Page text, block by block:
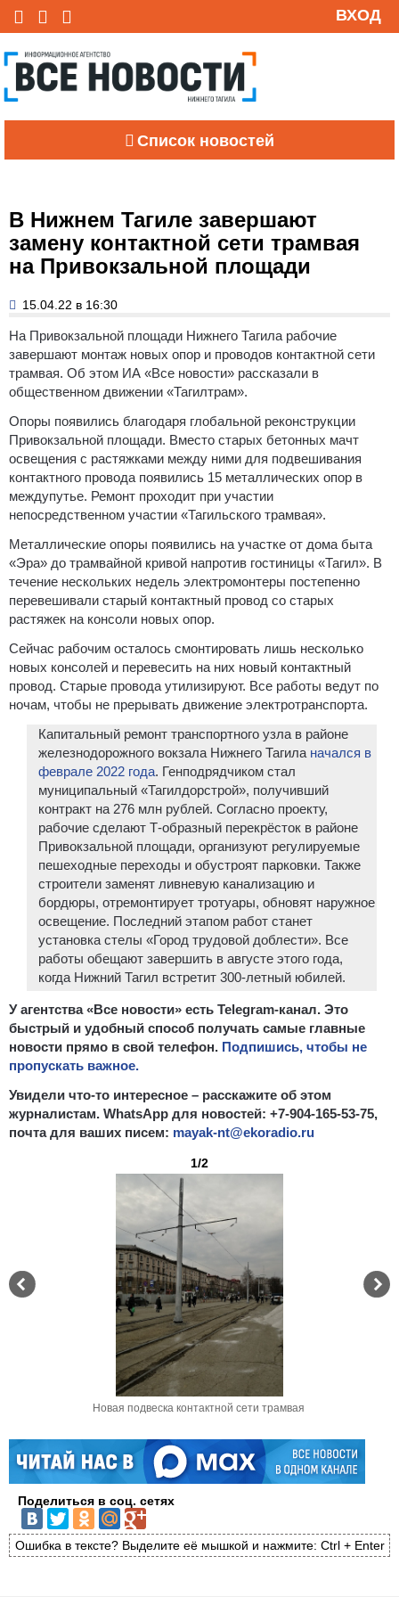
ВХОД
Список новостей
В Нижнем Тагиле завершают
замену контактной сети трамвая
на Привокзальной площади
15.04.22 в 16:30
На Привокзальной площади Нижнего Тагила рабочие
завершают монтаж новых опор и проводов контактной сети
трамвая. Об этом ИА «Все новости» рассказали в
общественном движении «Тагилтрам».
Опоры появились благодаря глобальной реконструкции
Привокзальной площади. Вместо старых бетонных мачт
освещения с растяжками между ними для подвешивания
контактного провода появились 15 металлических опор в
междупутье. Ремонт проходит при участии
непосредственном участии «Тагильского трамвая».
Металлические опоры появились на участке от дома быта
«Эра» до трамвайной кривой напротив гостиницы «Тагил». В
течение нескольких недель электромонтеры постепенно
перевешивали старый контактный провод со старых
растяжек на консоли новых опор.
Сейчас рабочим осталось смонтировать лишь несколько
новых консолей и перевесить на них новый контактный
провод. Старые провода утилизируют. Все работы ведут по
ночам, чтобы не прерывать движение электротранспорта.
Капитальный ремонт транспортного узла в районе
железнодорожного вокзала Нижнего Тагила начался в
феврале 2022 года. Генподрядчиком стал
муниципальный «Тагилдорстрой», получивший
контракт на 276 млн рублей. Согласно проекту,
рабочие сделают Т-образный перекрёсток в районе
Привокзальной площади, организуют регулируемые
пешеходные переходы и обустроят парковки. Также
строители заменят ливневую канализацию и
бордюры, отремонтирует тротуары, обновят наружное
освещение. Последний этапом работ станет
установка стелы «Город трудовой доблести». Все
работы обещают завершить в августе этого года,
когда Нижний Тагил встретит 300-летный юбилей.
У агентства «Все новости» есть Telegram-канал. Это
быстрый и удобный способ получать самые главные
новости прямо в свой телефон. Подпишись, чтобы не
пропускать важное.
Увидели что-то интересное – расскажите об этом
журналистам. WhatsApp для новостей: +7-904-165-53-75,
почта для ваших писем: mayak-nt@ekoradio.ru
1/2
Новая подвеска контактной сети трамвая
Поделиться в соц. сетях
Ошибка в тексте? Выделите её мышкой и нажмите: Ctrl + Enter